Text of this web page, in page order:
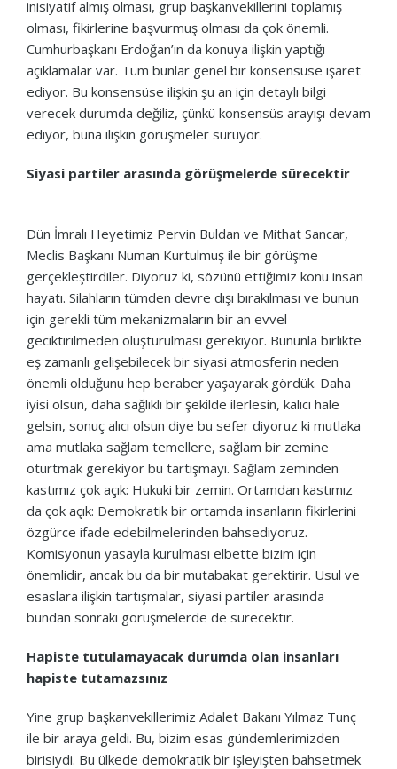
inisiyatif almış olması, grup başkanvekillerini toplamış
olması, fikirlerine başvurmuş olması da çok önemli.
Cumhurbaşkanı Erdoğan’ın da konuya ilişkin yaptığı
açıklamalar var. Tüm bunlar genel bir konsensüse işaret
ediyor. Bu konsensüse ilişkin şu an için detaylı bilgi
verecek durumda değiliz, çünkü konsensüs arayışı devam
ediyor, buna ilişkin görüşmeler sürüyor.
Siyasi partiler arasında görüşmelerde sürecektir
Dün İmralı Heyetimiz Pervin Buldan ve Mithat Sancar,
Meclis Başkanı Numan Kurtulmuş ile bir görüşme
gerçekleştirdiler. Diyoruz ki, sözünü ettiğimiz konu insan
hayatı. Silahların tümden devre dışı bırakılması ve bunun
için gerekli tüm mekanizmaların bir an evvel
geciktirilmeden oluşturulması gerekiyor. Bununla birlikte
eş zamanlı gelişebilecek bir siyasi atmosferin neden
önemli olduğunu hep beraber yaşayarak gördük. Daha
iyisi olsun, daha sağlıklı bir şekilde ilerlesin, kalıcı hale
gelsin, sonuç alıcı olsun diye bu sefer diyoruz ki mutlaka
ama mutlaka sağlam temellere, sağlam bir zemine
oturtmak gerekiyor bu tartışmayı. Sağlam zeminden
kastımız çok açık: Hukuki bir zemin. Ortamdan kastımız
da çok açık: Demokratik bir ortamda insanların fikirlerini
özgürce ifade edebilmelerinden bahsediyoruz.
Komisyonun yasayla kurulması elbette bizim için
önemlidir, ancak bu da bir mutabakat gerektirir. Usul ve
esaslara ilişkin tartışmalar, siyasi partiler arasında
bundan sonraki görüşmelerde de sürecektir.
Hapiste tutulamayacak durumda olan insanları
hapiste tutamazsınız
Yine grup başkanvekillerimiz Adalet Bakanı Yılmaz Tunç
ile bir araya geldi. Bu, bizim esas gündemlerimizden
birisiydi. Bu ülkede demokratik bir işleyişten bahsetmek